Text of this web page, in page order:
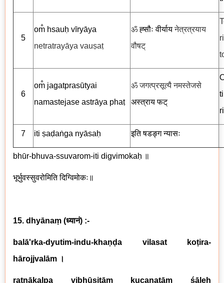
5
om̐ hsauḥ vīryāya
netratrayāya vauṣaṭ
ॐह्सौः वीर्यायनेत्रत्रयाय
वौषट्
6
om̐ jagatprasūtyai
namastejase astrāya phaṭ
ॐ जगत्प्रसूत्यै नमस्तेजसे
अस्त्राय फट्
7 iti ṣaḍaṅga nyāsaḥ इति षडङ्ग न्यासः
bhūr-bhuva-ssuvarom-iti digvimokaḥ ॥
भूर्भुवस्सुवरोमिति दिग्विमोकः॥
15. dhyānaṃ (ध्यानं) :-
balā'rka-dyutim-indu-khaṇḍa vilasat koṭira-
hārojjvalām ।
ratnākalpa vibhūṣitāṃ kucanatāṃ śāleḥ